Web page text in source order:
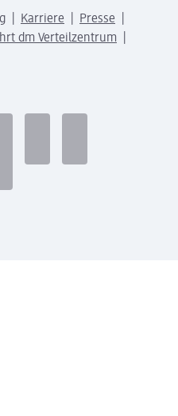
Karriere
Presse
dm Verteilzentrum